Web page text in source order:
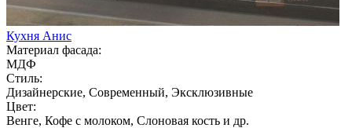
Кухня Анис
Материал фасада:
МДФ
Стиль:
Дизайнерские, Современный, Эксклюзивные
Цвет:
Венге, Кофе с молоком, Слоновая кость и др.